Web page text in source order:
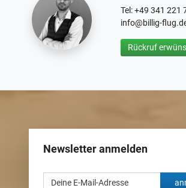
Tel: +49 341 221
info@billig-
Rückruf
Newsletter anmelden